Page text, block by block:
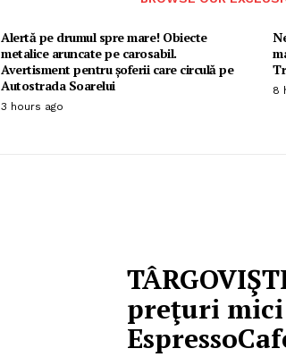
Alertă pe drumul spre mare! Obiecte
metalice aruncate pe carosabil.
Avertisment pentru șoferii care circulă pe
Autostrada Soarelui
3 hours ago
8
preţuri mici